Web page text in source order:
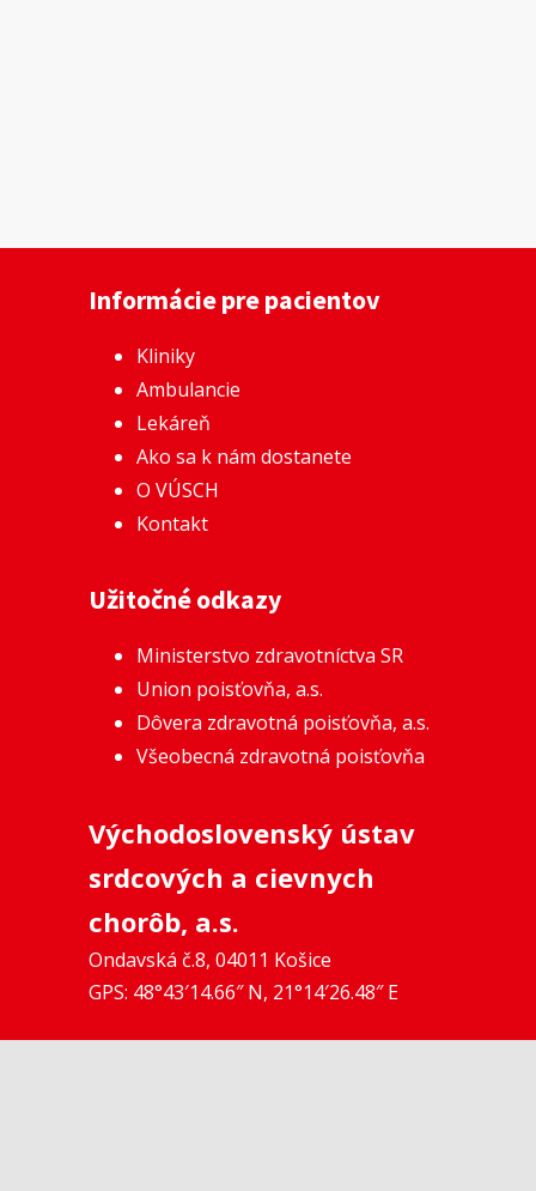
Informácie pre pacientov
Kliniky
Ambulancie
Lekáreň
Ako sa k nám dostanete
O VÚSCH
Kontakt
Užitočné odkazy
Ministerstvo zdravotníctva SR
Union poisťovňa, a.s.
Dôvera zdravotná poisťovňa, a.s.
Všeobecná zdravotná poisťovňa
Východoslovenský ústav
srdcových a cievnych
chorôb, a.s.
Ondavská č.8, 04011 Košice
GPS: 48°43′14.66″ N, 21°14′26.48″ E